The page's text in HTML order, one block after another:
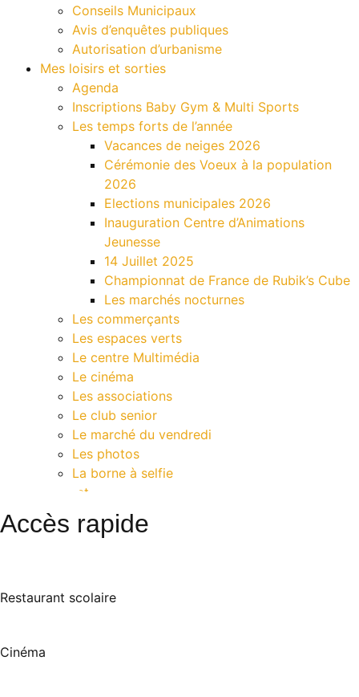
Conseils Municipaux
Avis d’enquêtes publiques
Autorisation d’urbanisme
Mes loisirs et sorties
Agenda
Inscriptions Baby Gym & Multi Sports
Les temps forts de l’année
Vacances de neiges 2026
Cérémonie des Voeux à la population
2026
Elections municipales 2026
Inauguration Centre d’Animations
Jeunesse
14 Juillet 2025
Championnat de France de Rubik’s Cube
Les marchés nocturnes
Les commerçants
Les espaces verts
Le centre Multimédia
Le cinéma
Les associations
Le club senior
Le marché du vendredi
Les photos
La borne à selfie
Contact
Accès rapide
Restaurant scolaire
Cinéma